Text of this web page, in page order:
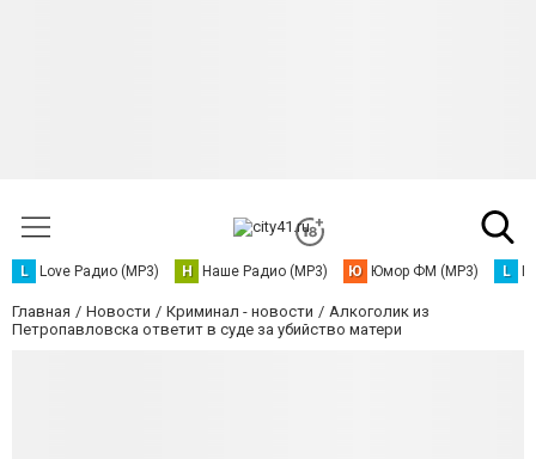
L Love Радио (MP3) Н Наше Радио (MP3) Ю Юмор ФМ (MP3) L
Главная Новости Криминал - новости
Алкоголик из
Петропавловска ответит в суде за убийство матери